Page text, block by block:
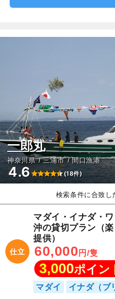
一郎丸
神奈川県 三浦市 間口漁港
4.6 (18件)
検索条件に合致し
仕立
マダイ・イナダ・
沖の貸切プラン（
提供）
60,000 円/隻
3,000ポイン
マダイ イナダ（ブ